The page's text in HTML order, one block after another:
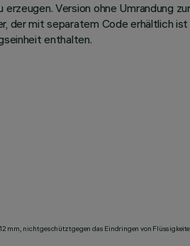
Version ohne Umrandung
der mit separatem Code erhältlich
enthalten.
mm, nicht geschützt gegen das Eindringen von